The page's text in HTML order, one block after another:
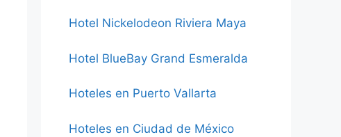
Hotel Nickelodeon Riviera Maya
Hotel BlueBay Grand Esmeralda
Hoteles en Puerto Vallarta
Hoteles en Ciudad de México